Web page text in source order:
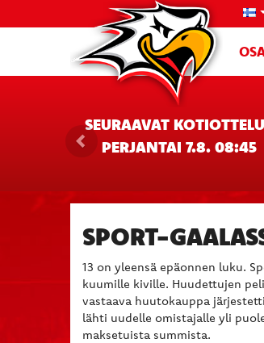
SEURAAVAT
PERJANTAI 7.8. 08:45
SPORT-
13 on yleensä epäonnen luku.
kuumille kiville. Huudettujen
vastaava huutokauppa
lähti uudelle omistajalle yli
maksetuista summista.